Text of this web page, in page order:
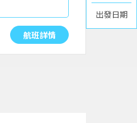
出發日期
航班詳情